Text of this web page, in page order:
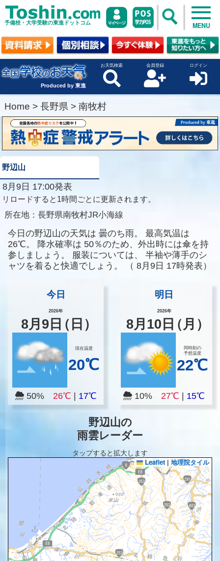
予備校・大学受験の東進ドットコム MENU
Produced by 東進
お天気検索 会員登録 ログイン
Home > 長野県 > 南牧村
野辺山
8月9日 17:00発表
リロードすると1時間ごとに更新されます。
所在地： 長野県南牧村JR小海線
今日の野辺山の天気は 曇のち雨。
最高気温は
26℃。
降水確率は 50％のため、外出時には傘を持
参しましょう。
服装については、
半袖や薄手のシ
ャツを着ると快適でしょう。
（ 8月9日 17時発表）
今日
2026年
8月 9 日（日）
現在温度
20℃
50% 26℃ 17℃
明日
2026年
8月 10 日（月）
同時刻の
予想温度
22℃
10%27℃ 15℃
野辺山の
雨雲レーダー
タップすると拡大します
Leaflet | 地理院タイル